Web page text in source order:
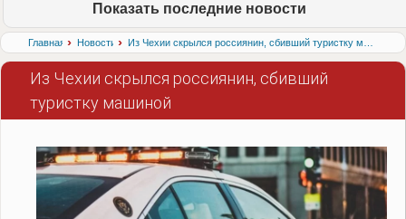
Показать последние новости
Главная › Новости ›
Из Чехии скрылся россиянин, сбивший
туристку машиной